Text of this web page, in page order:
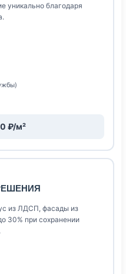
уникально благодаря
₽/м²
из ЛДСП, фасады из
30% при сохранении